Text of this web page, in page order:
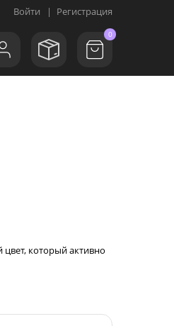
Войти | Регистрация
0
который активно